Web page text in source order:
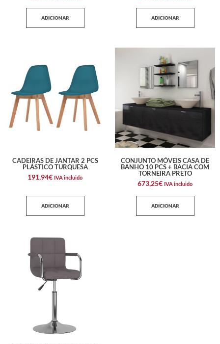
ADICIONAR ADICIONAR
CADEIRAS DE JANTAR 2 PCS
PLÁSTICO TURQUESA
191,94€ IVA incluido
ADICIONAR
CONJUNTO MÓVEIS CASA DE
BANHO 10 PCS + BACIA COM
TORNEIRA PRETO
673,25€ IVA incluido
ADICIONAR